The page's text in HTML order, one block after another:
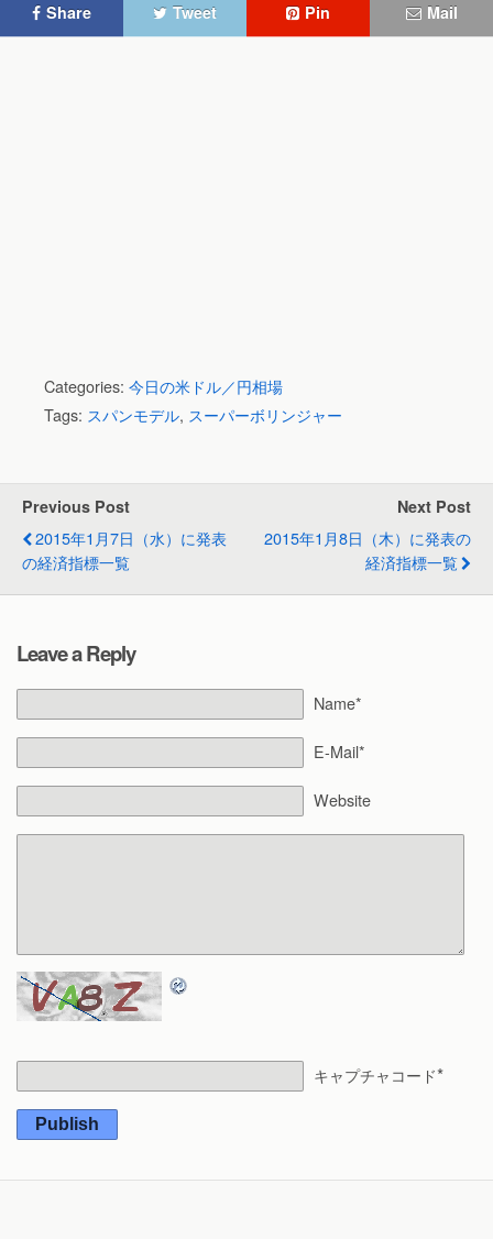
Share Tweet Pin Mail
Categories: 今日の米ドル／円相場
Tags: スパンモデル, スーパーボリンジャー
Previous Post
2015年1月7日（水）に発表
の経済指標一覧
Next Post
2015年1月8日（木）に発表の
経済指標一覧
Leave a Reply
Name*
E-Mail*
Website
キャプチャコード*
Publish